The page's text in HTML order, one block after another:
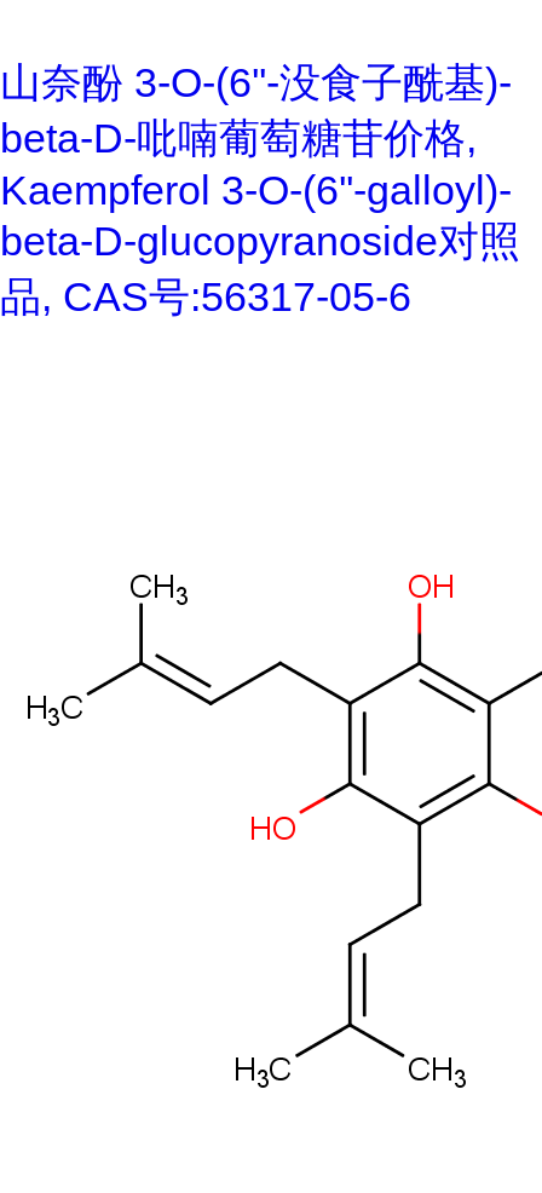
山奈酚 3-O-(6''-没食子酰基)-
beta-D-吡喃葡萄糖苷价格,
Kaempferol 3-O-(6''-galloyl)-
beta-D-glucopyranoside对照
品, CAS号:56317-05-6